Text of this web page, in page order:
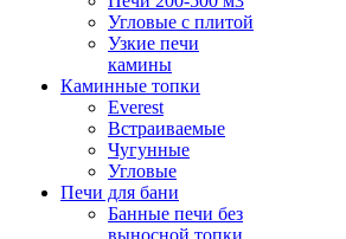
Угловые с плитой
Узкие печи
камины
Каминные топки
Everest
Встраиваемые
Чугунные
Угловые
Печи для бани
Банные печи без
выносной топки